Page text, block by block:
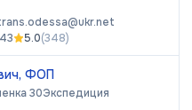
5.0(348)
ФОП
30Экспедиция